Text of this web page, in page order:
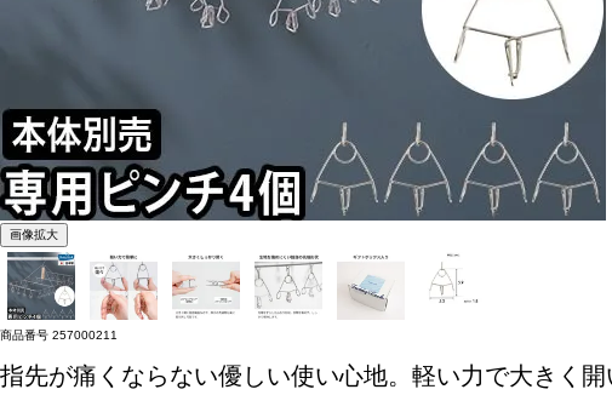
画像拡大
商品番号 257000211
指先が痛くならない優しい使い心地。軽い力で大きく